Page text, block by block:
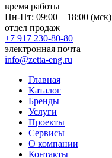
время работы
Пн-Пт: 09:00 – 18:00 (мск)
отдел продаж
+7 917 230-80-80
электронная почта
info@zetta-eng.ru
Главная
Каталог
Бренды
Услуги
Проекты
Сервисы
О компании
Контакты